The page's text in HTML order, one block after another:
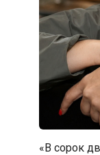
«В сорок